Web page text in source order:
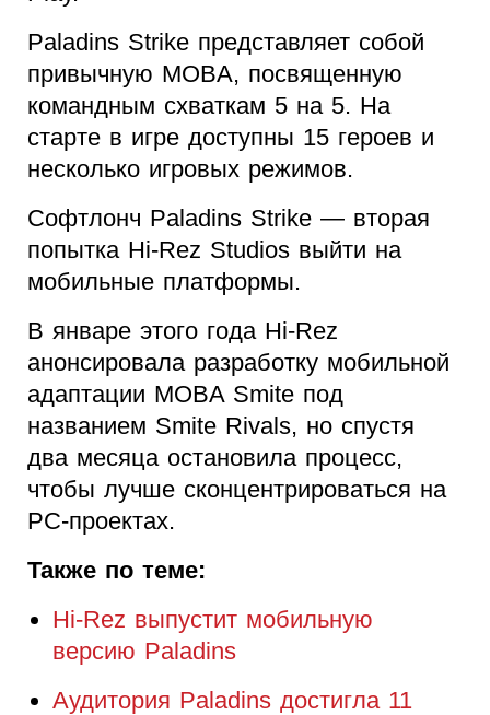
Paladins Strike представляет собой
привычную MOBA, посвященную
командным схваткам 5 на 5. На
старте в игре доступны 15 героев и
несколько игровых режимов.
Софтлонч Paladins Strike — вторая
попытка Hi-Rez Studios выйти на
мобильные платформы.
В январе этого года Hi-Rez
анонсировала разработку мобильной
адаптации MOBA Smite под
названием Smite Rivals, но спустя
два месяца остановила процесс,
чтобы лучше сконцентрироваться на
PC-проектах.
Также по теме:
Hi-Rez выпустит мобильную
версию Paladins
Аудитория Paladins достигла 11